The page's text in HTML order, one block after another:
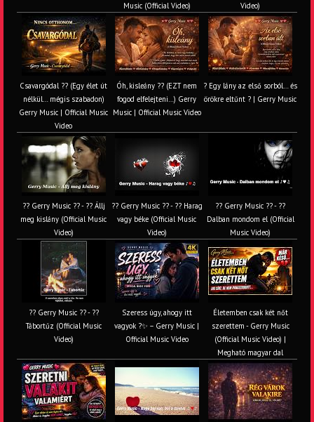
Music (Official Video)
Video)
Csavargódal ?? (Egy élet út
nélkül… mégis szabadon)
Gerry Music | Official Music
Video
Óh, kisleány ?? (EZT nem
fogod elfelejteni…) Gerry
Music | Official Music Video
? Egy lány az első sorból… és
örökre eltűnt ? | Gerry Music
?? Gerry Music ?? - ?? Állj
meg kislány (Official Music
Video)
?? Gerry Music ?? - ?? Harag
vagy béke (Official Music
Video)
?? Gerry Music ?? - ??
Dalban mondom el (Official
Music Video)
?? Gerry Music ?? - ??
Tábortűz (Official Music
Video)
Szeress úgy, ahogy itt
vagyok ?✨ – Gerry Music |
Official Music Video
Életemben csak két nőt
szerettem - Gerry Music
(Official Music Video) |
Megható magyar dal